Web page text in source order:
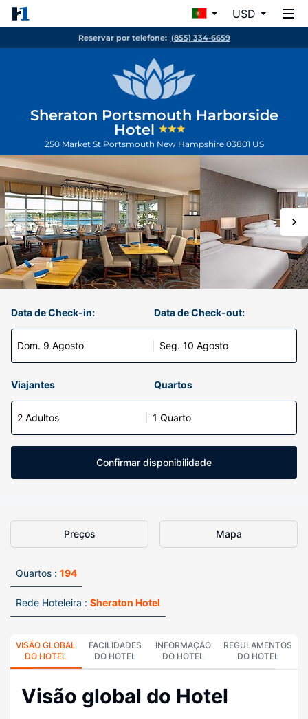
USD
Reservar por telefone: (855) 334-6659
Sheraton Portsmouth Harborside
Hotel
250 Market St Portsmouth New Hampshire 03801 US
Data de Check-in:
Dom. 9 Agosto
Data de Check-out:
Seg. 10 Agosto
Viajantes Quartos
2 Adultos 1 Quarto
Confirmar disponibilidade
Preços Mapa
Quartos : 194
Rede Hoteleira : Sheraton Hotel
VISÃO GLOBAL
DO HOTEL
FACILIDADES
DO HOTEL
INFORMAÇÃO
DO HOTEL
REGULAMENTOS
DO HOTEL
Visão global do Hotel